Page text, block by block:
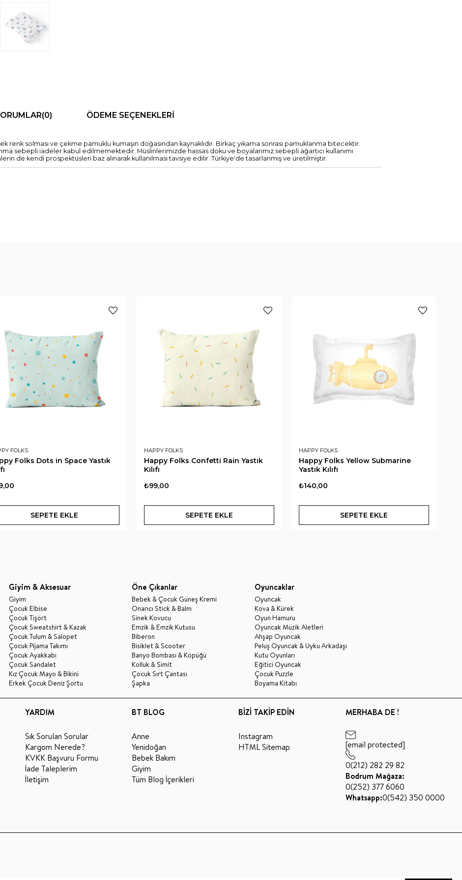
(0) ÖDEME SEÇENEKLERI
renk solması ve çekme pamuklu kumaşın doğasından kaynaklıdır. Birkaç yıkama sonrası pamuklanma bitecektir.
sebepli iadeler kabul edilmemektedir. Müslinlerimizde hassas doku ve boyalarımız sebepli ağartıcı kullanımı
de kendi prospektüsleri baz alınarak kullanılması tavsiye edilir. Türkiye'de tasarlanmış ve üretilmiştir.
FOLKS
Folks Dots in Space Yastık
SEPETE EKLE
HAPPY FOLKS
Happy Folks Confetti Rain Yastık
Kılıfı
₺99,00
SEPETE EKLE
HAPPY FOLKS
Happy Folks Yellow Submarine
Yastık Kılıfı
₺140,00
SEPETE EKLE
Giyim & Aksesuar
Giyim
Çocuk Elbise
Çocuk Tişört
Çocuk Sweatshirt & Kazak
Çocuk Tulum & Salopet
Çocuk Pijama Takımı
Çocuk Ayakkabı
Çocuk Sandalet
Kız Çocuk Mayo & Bikini
Erkek Çocuk Deniz Şortu
Öne Çıkanlar
Bebek & Çocuk Güneş Kremi
Onarıcı Stick & Balm
Sinek Kovucu
Emzik & Emzik Kutusu
Biberon
Bisiklet & Scooter
Banyo Bombası & Köpüğü
Kolluk & Simit
Çocuk Sırt Çantası
Şapka
Oyuncaklar
Oyuncak
Kova & Kürek
Oyun Hamuru
Oyuncak Müzik Aletleri
Ahşap Oyuncak
Peluş Oyuncak & Uyku Arkadaşı
Kutu Oyunları
Eğitici Oyuncak
Çocuk Puzzle
Boyama Kitabı
YARDIM
Sık Sorulan Sorular
Kargom Nerede?
KVKK Başvuru Formu
İade Taleplerim
İletişim
BT BLOG
Anne
Yenidoğan
Bebek Bakım
Giyim
Tüm Blog İçerikleri
BİZİ TAKİP EDİN
Instagram
HTML Sitemap
MERHABA DE !
[email protected]
0(212) 282 29 82
Bodrum Mağaza:
0(252) 377 6060
Whatsapp:0(542) 350 0000